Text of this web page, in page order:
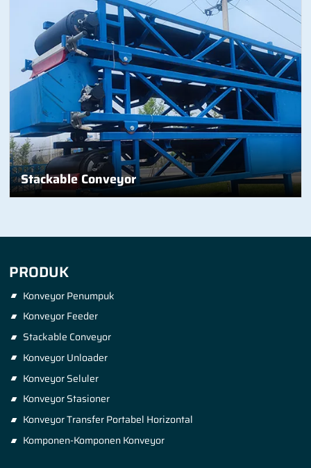
Stackable Conveyor
PRODUK
Konveyor Penumpuk
Konveyor Feeder
Stackable Conveyor
Konveyor Unloader
Konveyor Seluler
Konveyor Stasioner
Konveyor Transfer Portabel Horizontal
Komponen-Komponen Konveyor